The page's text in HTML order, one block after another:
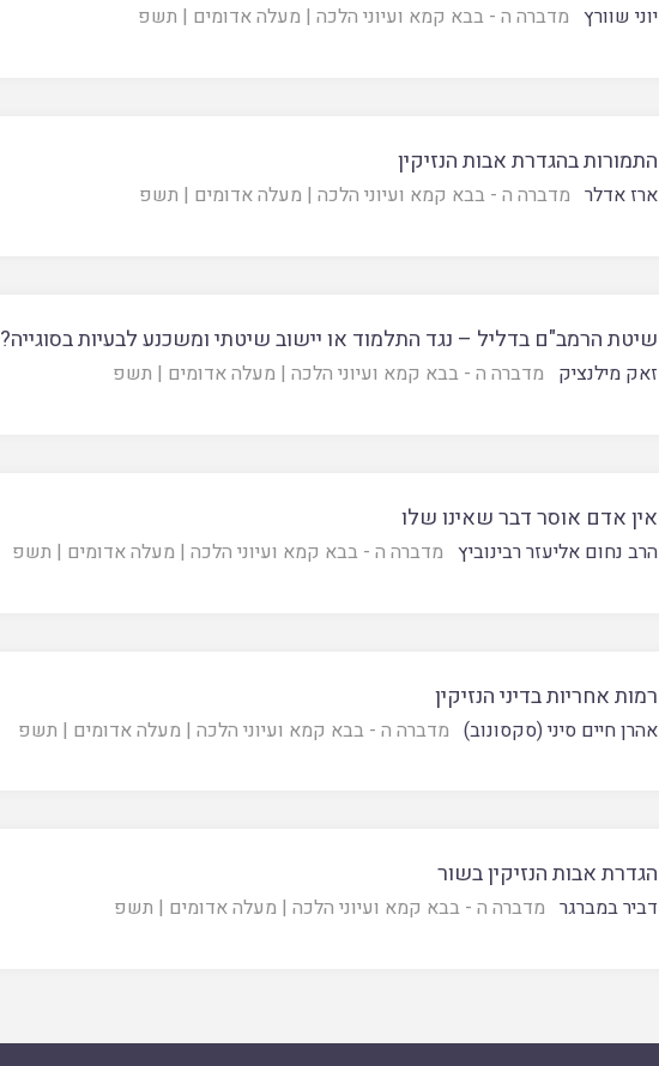
יוני שוורץ מדברה ה - בבא קמא ועיוני הלכה | מעלה אדומים | תשפ
התמורות בהגדרת אבות הנזיקין
ארז אדלר מדברה ה - בבא קמא ועיוני הלכה | מעלה אדומים | תשפ
שיטת הרמב"ם בדליל – נגד התלמוד או יישוב שיטתי ומשכנע לבעיות בסוגייה?
זאק מילנציק מדברה ה - בבא קמא ועיוני הלכה | מעלה אדומים | תשפ
אין אדם אוסר דבר שאינו שלו
הרב נחום אליעזר רבינוביץ מדברה ה - בבא קמא ועיוני הלכה | מעלה אדומים | תשפ
רמות אחריות בדיני הנזיקין
אהרן חיים סיני (סקסונוב) מדברה ה - בבא קמא ועיוני הלכה | מעלה אדומים | תשפ
הגדרת אבות הנזיקין בשור
דביר במברגר מדברה ה - בבא קמא ועיוני הלכה | מעלה אדומים | תשפ